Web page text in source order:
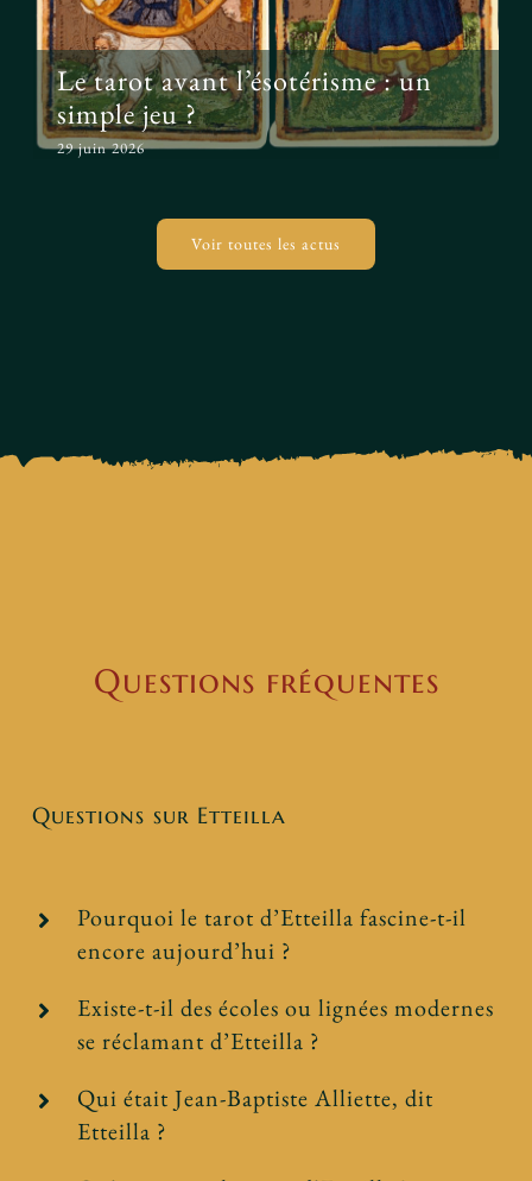
Le tarot avant l’ésotérisme : un
simple jeu ?
29 juin 2026
Voir toutes les actus
Questions fréquentes
Questions sur Etteilla
Pourquoi le tarot d’Etteilla fascine-t-il
encore aujourd’hui ?
Existe-t-il des écoles ou lignées modernes
se réclamant d’Etteilla ?
Qui était Jean-Baptiste Alliette, dit
Etteilla ?